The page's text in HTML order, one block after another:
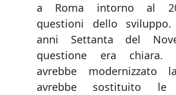
a Roma intorno al
questioni dello
anni Settanta del
questione era chiara.
avrebbe modernizzato
avrebbe sostituito le